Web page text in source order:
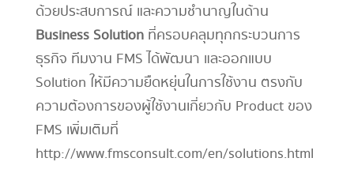
ด้วยประสบการณ์ และความชำนาญในด้าน
Business Solution ที่ครอบคลุมทุกกระบวนการ
ธุรกิจ ทีมงาน FMS ได้พัฒนา และออกแบบ
Solution ให้มีความยืดหยุ่นในการใช้งาน ตรงกับ
ความต้องการของผู้ใช้งานเกี่ยวกับ Product ของ
FMS เพิ่มเติมที่
http://www.fmsconsult.com/en/solutions.html